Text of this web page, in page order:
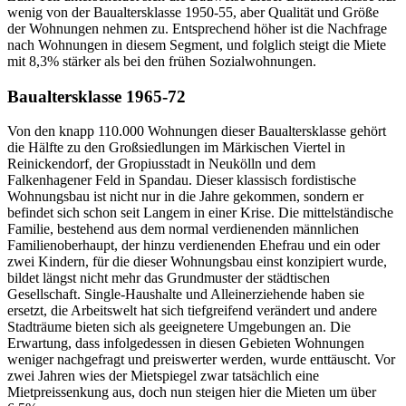
wenig von der Baualtersklasse 1950-55, aber Qualität und Größe
der Wohnungen nehmen zu. Entsprechend höher ist die Nachfrage
nach Wohnungen in diesem Segment, und folglich steigt die Miete
mit 8,3% stärker als bei den frühen Sozialwohnungen.
Baualtersklasse 1965-72
Von den knapp 110.000 Wohnungen dieser Baualtersklasse gehört
die Hälfte zu den Großsiedlungen im Märkischen Viertel in
Reinickendorf, der Gropiusstadt in Neukölln und dem
Falkenhagener Feld in Spandau. Dieser klassisch fordistische
Wohnungsbau ist nicht nur in die Jahre gekommen, sondern er
befindet sich schon seit Langem in einer Krise. Die mittelständische
Familie, bestehend aus dem normal verdienenden männlichen
Familienoberhaupt, der hinzu verdienenden Ehefrau und ein oder
zwei Kindern, für die dieser Wohnungsbau einst konzipiert wurde,
bildet längst nicht mehr das Grundmuster der städtischen
Gesellschaft. Single-Haushalte und Alleinerziehende haben sie
ersetzt, die Arbeitswelt hat sich tiefgreifend verändert und andere
Stadträume bieten sich als geeignetere Umgebungen an. Die
Erwartung, dass infolgedessen in diesen Gebieten Wohnungen
weniger nachgefragt und preiswerter werden, wurde enttäuscht. Vor
zwei Jahren wies der Mietspiegel zwar tatsächlich eine
Mietpreissenkung aus, doch nun steigen hier die Mieten um über